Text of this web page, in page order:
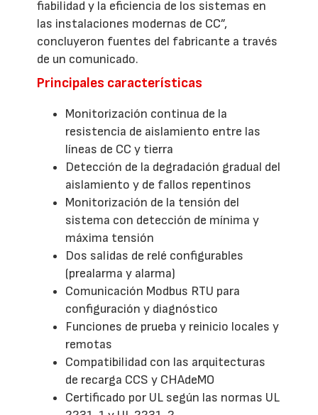
fiabilidad y la eficiencia de los sistemas en
las instalaciones modernas de CC”,
concluyeron fuentes del fabricante a través
de un comunicado.
Principales características
Monitorización continua de la
resistencia de aislamiento entre las
líneas de CC y tierra
Detección de la degradación gradual del
aislamiento y de fallos repentinos
Monitorización de la tensión del
sistema con detección de mínima y
máxima tensión
Dos salidas de relé configurables
(prealarma y alarma)
Comunicación Modbus RTU para
configuración y diagnóstico
Funciones de prueba y reinicio locales y
remotas
Compatibilidad con las arquitecturas
de recarga CCS y CHAdeMO
Certificado por UL según las normas UL